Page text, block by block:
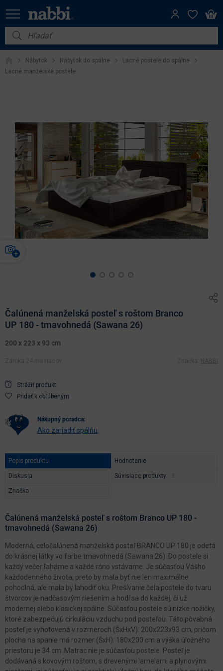
Nábytok
Vybavenie do domácnosti
Výpredaj
Nábytok Nábytok do spálne
Lacné postele do spálne
Lacné manželské postele
Čalúnená manželská posteľ s roštom Branco
UP 180 - tmavohnedá (Sawana 26)
200 x 223 x 93 cm
Záruka 24 mesiacov Značka: NABBI
Strážiť produkt
Pridať k obľúbeným
nákupný poradca:
Ako zariadiť spálňu
Popis produktu Hodnotenie
Diskusia Súvisiace produkty
Značka
Čalúnená manželská posteľ s roštom Branco UP 180 -
tmavohnedá (Sawana 26)
Moderná, celočalúnená manželská posteľ BRANCO UP 180 je odetá
do krásnej látky vo farbe tmavohnedá (Sawana 26). Do postele si
každý večer ľaháme a každé ráno vstávame. Je súčasťou Vášho
každodenného života, preto by mala byť nie len maximálne
pohodlná, ale mala by lahodiť oku. Prešívanie čela postele do tvaru
štvorcov je nadčasovým riešením a hodí sa do každej, či už
modernej alebo klasickej spálne. Súčasťou postele sú nízke nožičky,
ktoré zabezpečujú cirkuláciu vzduchu pod posteľou. Táto pôvabná
posteľ je vyhotovená v rozmeroch (ŠxHxV): 200x223x93 cm, pričom
plocha na spanie má rozmer (ŠxH): 180x200 cm a výška úložného
priestoru je 34 cm. Matrac nie je súčasťou postele. Posteľ je
dodávaná s kovovým roštom, s drevenými lamelami a plynovými